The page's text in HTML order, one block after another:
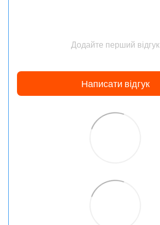
Додайте перший відгук
Написати відгук